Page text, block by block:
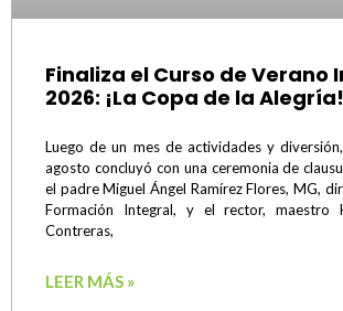
Finaliza el Curso de Verano
2026: ¡La Copa de la Alegría!
Luego de un mes de actividades y
agosto concluyó con una ceremonia de
el padre Miguel Ángel Ramírez Flores, MG,
Formación Integral, y el rector, maestro
Contreras,
LEER MÁS »